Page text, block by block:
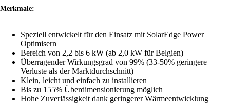
Merkmale:
Speziell entwickelt für den Einsatz mit SolarEdge Power
Optimisern
Bereich von 2,2 bis 6 kW (ab 2,0 kW für Belgien)
Überragender Wirkungsgrad von 99% (33-50% geringere
Verluste als der Marktdurchschnitt)
Klein, leicht und einfach zu installieren
Bis zu 155% Überdimensionierung möglich
Hohe Zuverlässigkeit dank geringerer Wärmeentwicklung